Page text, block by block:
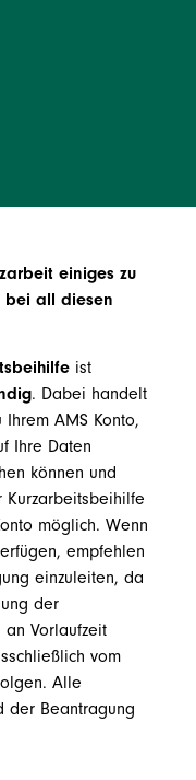
einiges zu
bei all diesen
ist
. Dabei handelt
AMS Konto,
Ihre Daten
können und
Kurzarbeitsbeihilfe
möglich. Wenn
empfehlen
einzuleiten, da
der
Vorlaufzeit
vom
Alle
der Beantragung